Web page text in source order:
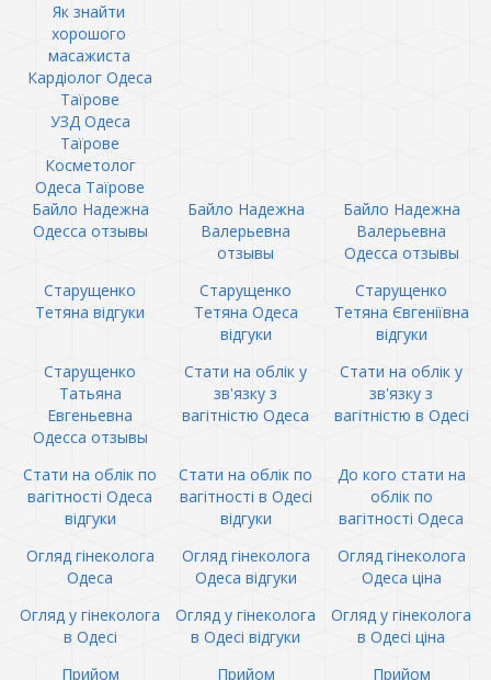
Як знайти
хорошого
масажиста
Кардіолог Одеса
Таїрове
УЗД Одеса
Таїрове
Косметолог
Одеса Таїрове
Байло Надежна
Одесса отзывы
Байло Надежна
Валерьевна
отзывы
Байло Надежна
Валерьевна
Одесса отзывы
Старущенко
Тетяна відгуки
Старущенко
Тетяна Одеса
відгуки
Старущенко
Тетяна Євгеніївна
відгуки
Старущенко
Татьяна
Евгеньевна
Одесса отзывы
Стати на облік у
зв'язку з
вагітністю Одеса
Стати на облік у
зв'язку з
вагітністю в Одесі
Стати на облік по
вагітності Одеса
відгуки
Стати на облік по
вагітності в Одесі
відгуки
До кого стати на
облік по
вагітності Одеса
Огляд гінеколога
Одеса
Огляд гінеколога
Одеса відгуки
Огляд гінеколога
Одеса ціна
Огляд у гінеколога
в Одесі
Огляд у гінеколога
в Одесі відгуки
Огляд у гінеколога
в Одесі ціна
Прийом
Прийом
Прийом